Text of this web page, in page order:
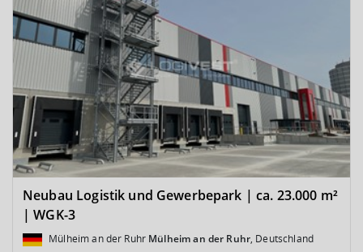
Neubau Logistik und Gewerbepark | ca. 23.000 m²
| WGK-3
Mülheim an der Ruhr Mülheim an der Ruhr, Deutschland